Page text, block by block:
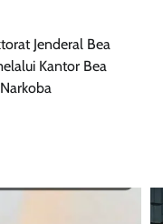
Jenderal Bea
Kantor Bea